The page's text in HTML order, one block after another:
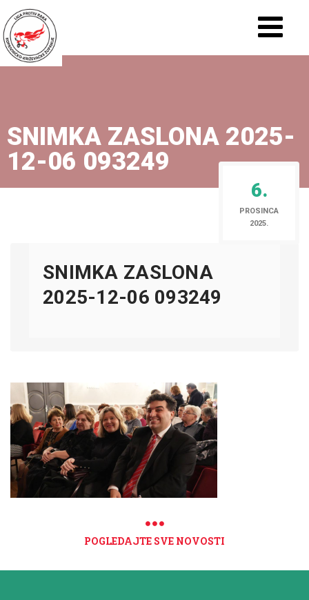
SNIMKA ZASLONA 2025-
12-06 093249
6.
PROSINCA
2025.
SNIMKA ZASLONA
2025-12-06 093249
POGLEDAJTE SVE NOVOSTI